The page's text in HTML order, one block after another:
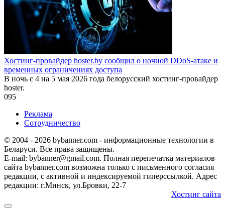
Хостинг-провайдер hoster.by сообщил о ночной DDoS-атаке и
временных ограничениях доступа
В ночь с 4 на 5 мая 2026 года белорусский хостинг-провайдер
hoster.
095
Реклама
Сотрудничество
© 2004 - 2026 bybanner.com - информационные технологии в
Беларуси. Все права защищены.
E-mail: bybanner@gmail.com. Полная перепечатка материалов
сайта bybanner.com возможна только с письменного согласия
редакции, с активной и индексируемой гиперссылкой. Адрес
редакции: г.Минск, ул.Бровки, 22-7
Хостинг сайта